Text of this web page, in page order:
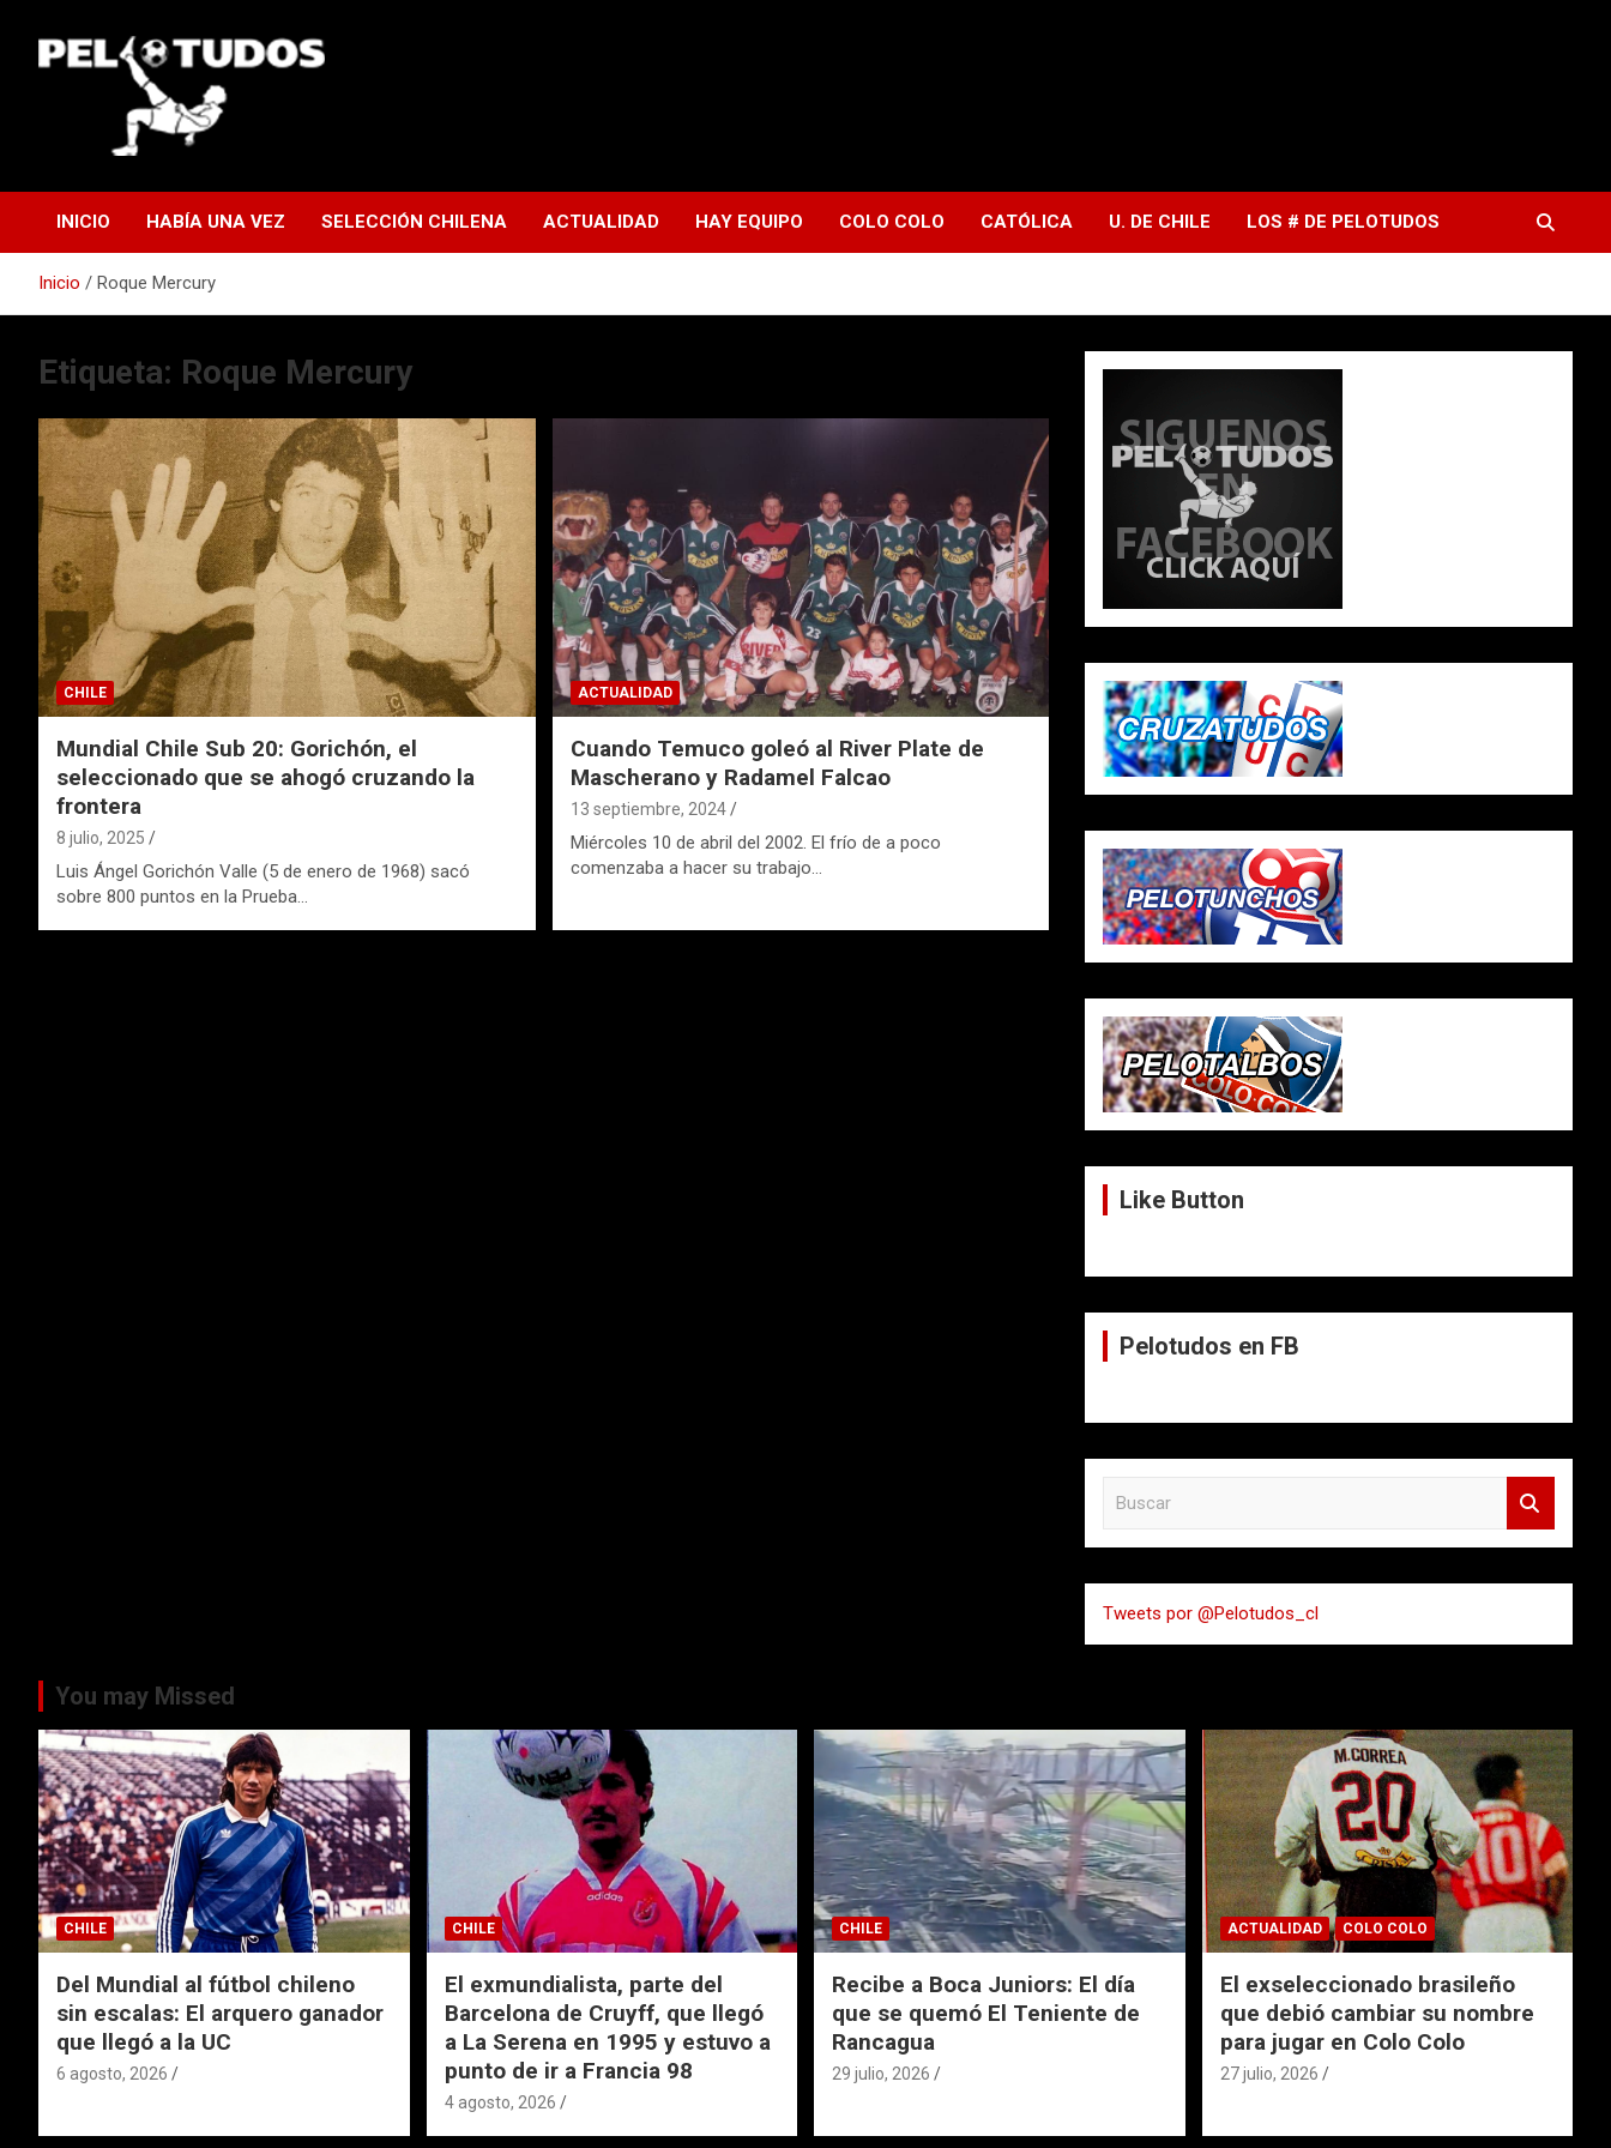
contenido
INICIO HABÍA UNA VEZ SELECCIÓN CHILENA ACTUALIDAD HAY EQUIPO COLO COLO CATÓLICA U. DE CHILE LOS # DE PELOTUDOS
Inicio Roque Mercury
Etiqueta: Roque Mercury
CHILE
Mundial Chile Sub 20: Gorichón, el
seleccionado que se ahogó cruzando la
frontera
8 julio, 2025
Luis Ángel Gorichón Valle (5 de enero de 1968) sacó
sobre 800 puntos en la Prueba…
ACTUALIDAD
Cuando Temuco goleó al River Plate de
Mascherano y Radamel Falcao
13 septiembre, 2024
Miércoles 10 de abril del 2002. El frío de a poco
comenzaba a hacer su trabajo…
Like Button
Pelotudos en FB
a
r
Tweets por @Pelotudos_cl
You may Missed
CHILE
Del Mundial al fútbol chileno
sin escalas: El arquero ganador
que llegó a la UC
6 agosto, 2026
CHILE
El exmundialista, parte del
Barcelona de Cruyff, que llegó
a La Serena en 1995 y estuvo a
punto de ir a Francia 98
4 agosto, 2026
CHILE
Recibe a Boca Juniors: El día
que se quemó El Teniente de
Rancagua
29 julio, 2026
ACTUALIDAD COLO COLO
El exseleccionado brasileño
que debió cambiar su nombre
para jugar en Colo Colo
27 julio, 2026